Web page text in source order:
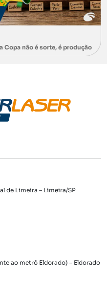
Copa não é sorte, é produção
de Limeira – Limeira/SP
ao metrô Eldorado) – Eldorado